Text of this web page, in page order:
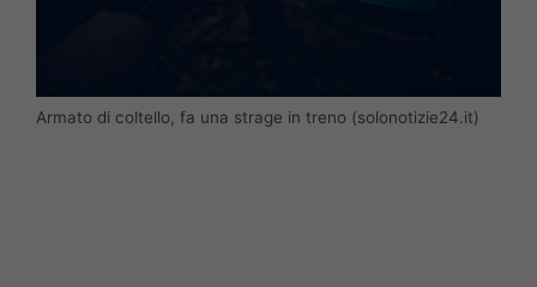
Armato di coltello, fa una strage in treno (solonotizie24.it)